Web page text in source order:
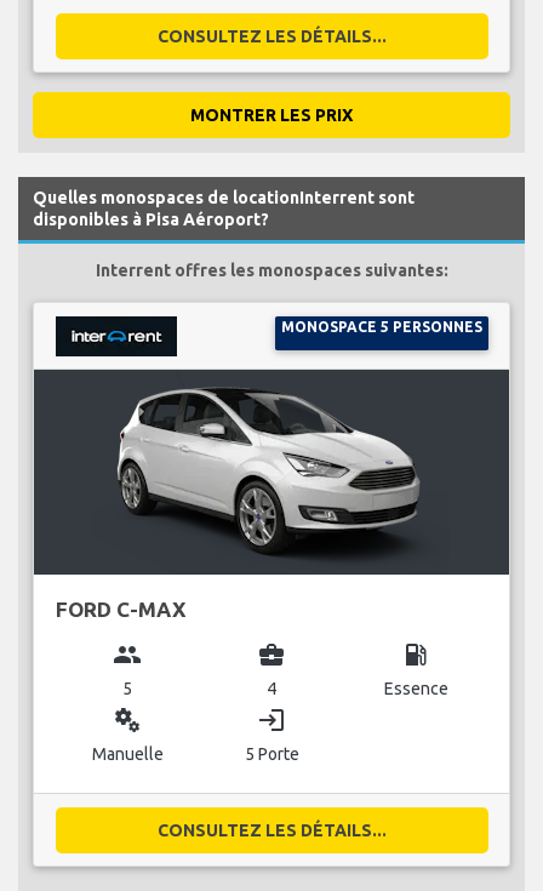
CONSULTEZ LES DÉTAILS...
MONTRER LES PRIX
Quelles monospaces de locationInterrent sont
disponibles à Pisa Aéroport?
Interrent offres les monospaces suivantes:
MONOSPACE 5 PERSONNES
FORD C-MAX
group
5
business_center
4
local_gas_station
Essence
miscellaneous_services
Manuelle
login
5 Porte
CONSULTEZ LES DÉTAILS...